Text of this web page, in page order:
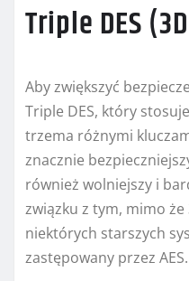
Triple DES
Aby zwiększyć
Triple DES, który
trzema różnymi
znacznie
również wolniejszy i
związku z tym, mimo że
niektórych starszych
zastępowany przez AES.